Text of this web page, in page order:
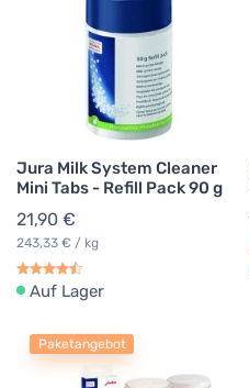
Jura Milk System Cleaner
Mini Tabs - Refill Pack 90 g
21,90 €
243,33 € / kg
Auf Lager
Paketangebot